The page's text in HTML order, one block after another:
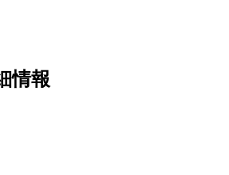
情報